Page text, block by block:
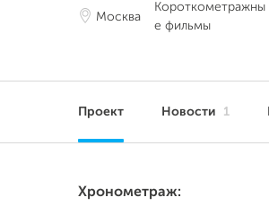
Москва
Короткометражны
е фильмы
Проект Новости 1
Хронометраж: